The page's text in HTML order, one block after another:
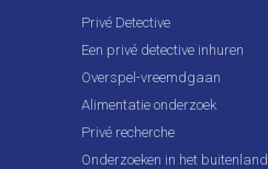
Privé Detective
Een privé detective inhuren
Overspel-vreemdgaan
Alimentatie onderzoek
Privé recherche
Onderzoeken in het buitenland